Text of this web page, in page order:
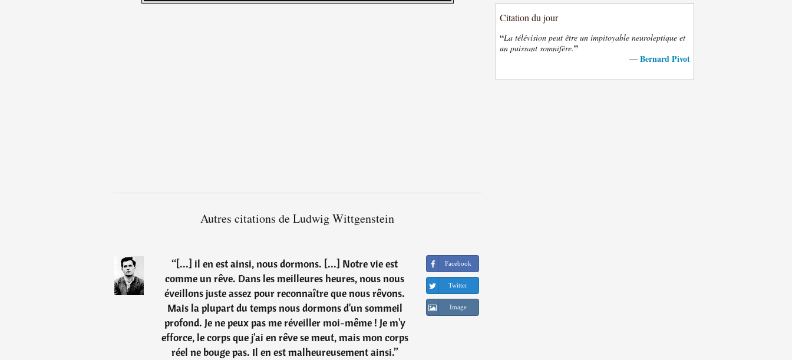
Autres citations de Ludwig Wittgenstein
“[...] il en est ainsi, nous dormons. [...] Notre vie est
comme un rêve. Dans les meilleures heures, nous nous
éveillons juste assez pour reconnaître que nous rêvons.
Mais la plupart du temps nous dormons d'un sommeil
profond. Je ne peux pas me réveiller moi-même ! Je m'y
efforce, le corps que j'ai en rêve se meut, mais mon corps
réel ne bouge pas. Il en est malheureusement ainsi.”
Facebook
Twitter
Image
Citation du jour
“La télévision peut être un impitoyable neuroleptique et
un puissant somnifère.”
— Bernard Pivot